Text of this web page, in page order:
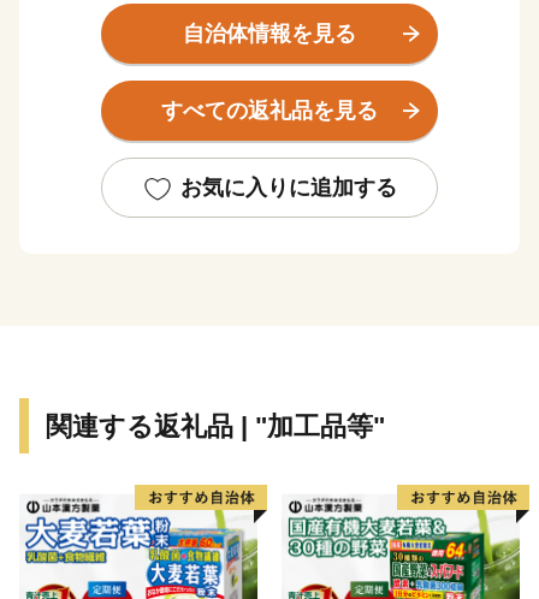
渓流にはヤマメやニジマスが泳ぎ、楽しげに釣り糸を垂
れる人々の歓声が岸辺を包みます。
根子岳の裾野に広がる大地と清らかな渓流は、心身を癒
やす休日をプレゼントしてくれます。
自治体情報を見る
すべての返礼品を見る
お気に入りに追加する
関連する返礼品 | "加工品等"